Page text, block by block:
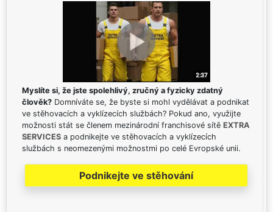
Myslíte si, že jste spolehlivý, zručný a fyzicky zdatný
člověk? Domníváte se, že byste si mohl vydělávat a podnikat
ve stěhovacích a vyklízecích službách? Pokud ano, využijte
možnosti stát se členem mezinárodní franchisové sítě EXTRA
SERVICES a podnikejte ve stěhovacích a vyklízecích
službách s neomezenými možnostmi po celé Evropské unii.
Podnikejte ve stěhování